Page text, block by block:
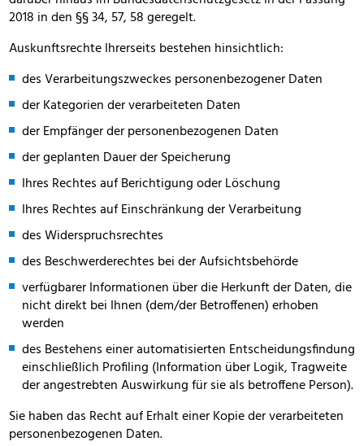
2018 in den §§ 34, 57, 58 geregelt.
Auskunftsrechte Ihrerseits bestehen hinsichtlich:
des Verarbeitungszweckes personenbezogener Daten
der Kategorien der verarbeiteten Daten
der Empfänger der personenbezogenen Daten
der geplanten Dauer der Speicherung
Ihres Rechtes auf Berichtigung oder Löschung
Ihres Rechtes auf Einschränkung der Verarbeitung
des Widerspruchsrechtes
des Beschwerderechtes bei der Aufsichtsbehörde
verfügbarer Informationen über die Herkunft der Daten, die
nicht direkt bei Ihnen (dem/der Betroffenen) erhoben
werden
des Bestehens einer automatisierten Entscheidungsfindung
einschließlich Profiling (Information über Logik, Tragweite
der angestrebten Auswirkung für sie als betroffene Person).
Sie haben das Recht auf Erhalt einer Kopie der verarbeiteten
personenbezogenen Daten.